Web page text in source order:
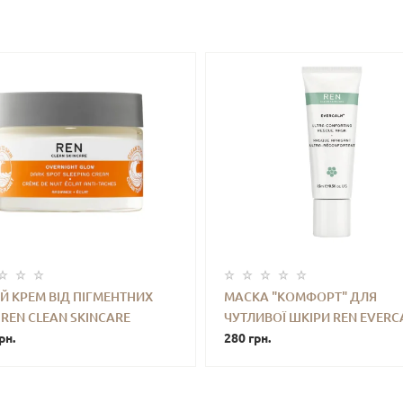
КРЕМ ВІД ПІГМЕНТНИХ
CLEAN SKINCARE
GLOW DARK SPOT
МАСКА "КОМФОРТ" ДЛЯ
ЧУТЛИВОЇ ШКІРИ REN
ULTRA COMFORTING RESCUE
280 грн.